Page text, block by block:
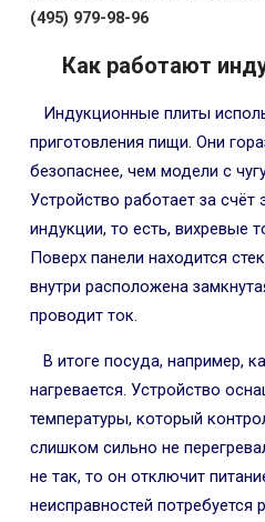
(495) 979-98-96
Как работают
Индукционные плиты
приготовления пищи. Они
безопаснее, чем модели с
Устройство работает за счёт
индукции, то есть, вихревые
Поверх панели находится
внутри расположена
проводит ток.
В итоге посуда, например,
нагревается. Устройство
температуры, который
слишком сильно не
не так, то он отключит
неисправностей